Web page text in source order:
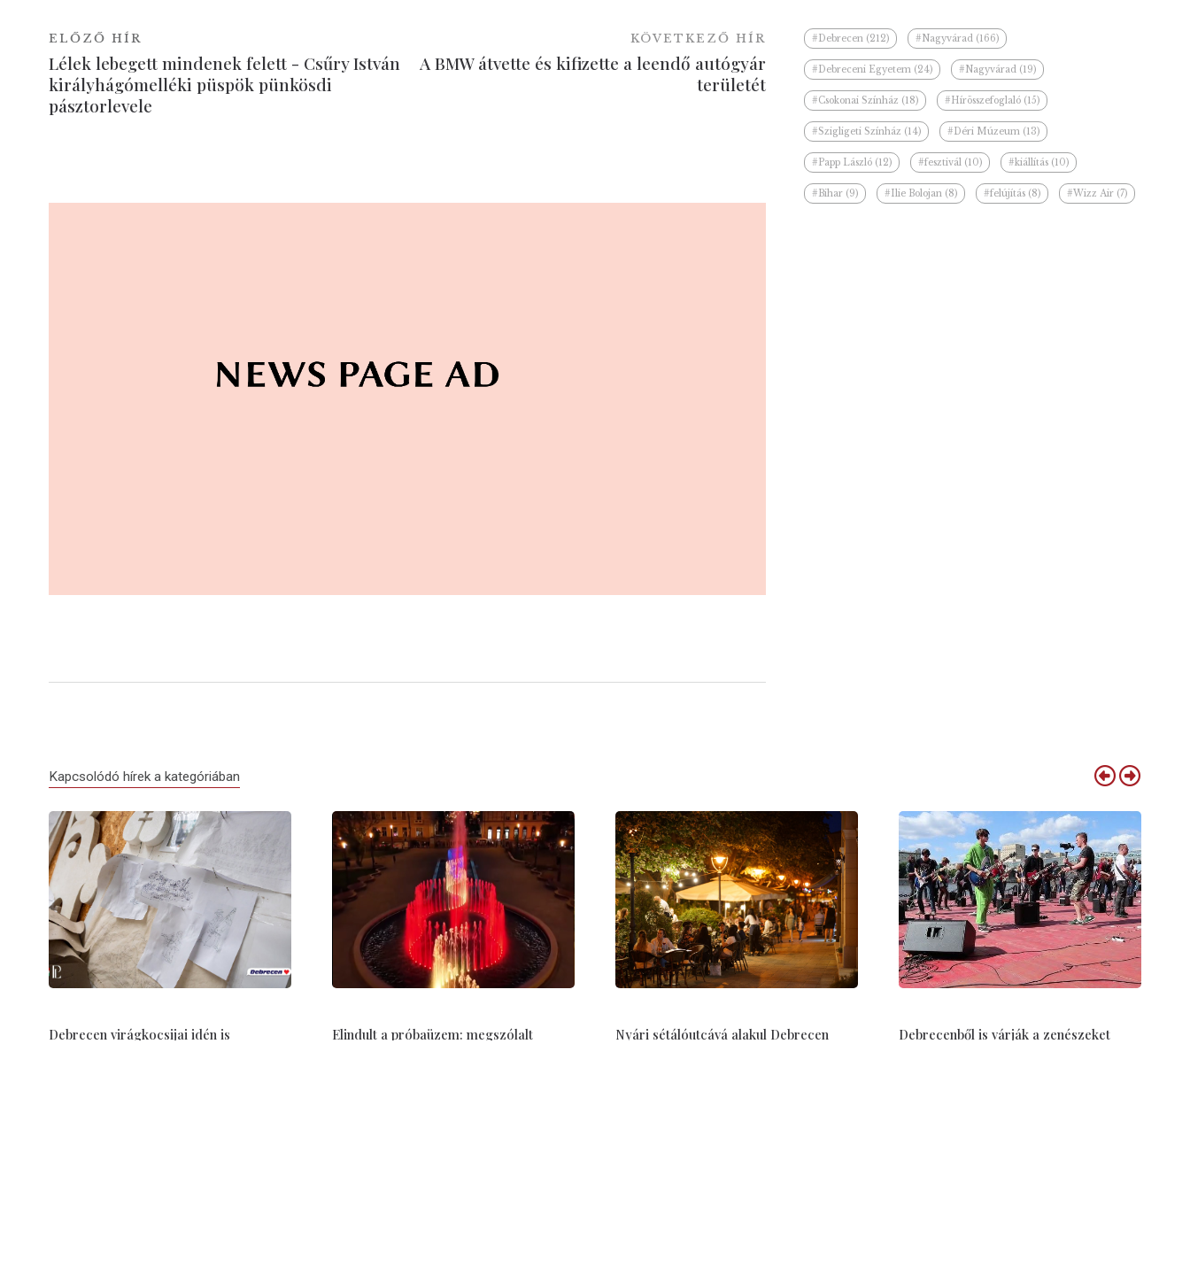
ELŐZŐ HÍR
Lélek lebegett mindenek felett - Csűry István
királyhágómelléki püspök pünkösdi
pásztorlevele
KÖVETKEZŐ HÍR
A BMW átvette és kifizette a leendő autógyár
területét
#Debrecen (212) #Nagyvárad (166)
#Debreceni Egyetem (24) #Nagyvárad (19)
#Csokonai Színház (18) #Hírösszefoglaló (15)
#Szigligeti Színház (14) #Déri Múzeum (13)
#Papp László (12) #fesztivál (10) #kiállítás (10)
#Bihar (9) #Ilie Bolojan (8) #felújítás (8) #Wizz Air (7)
Kapcsolódó hírek a kategóriában
Debrecen virágkocsijai idén is
Elindult a próbaüzem: megszólalt
Nyári sétálóutcává alakul Debrecen
Debrecenből is várják a zenészeket